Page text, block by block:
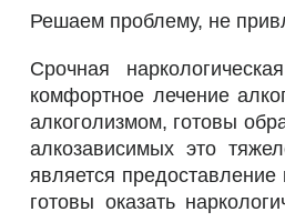
Решаем проблему, не
Срочная
комфортное лечение
алкоголизмом, готовы
алкозависимых это
является
готовы оказать